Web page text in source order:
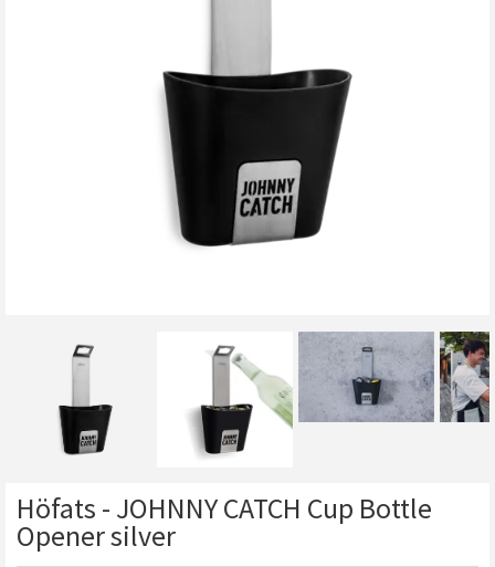
Höfats - JOHNNY CATCH Cup Bottle
Opener silver